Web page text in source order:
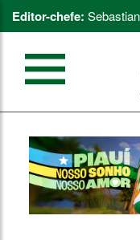
Editor-chefe: